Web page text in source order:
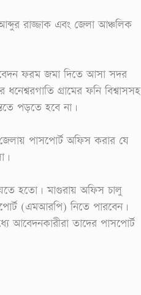
রাজ্জাক এবং জেলা আঞ্চলিক
ফরম জমা দিতে আসা সদর
গ্রামের ফনি বিশ্বাসসহ
পড়তে হবে না।
পাসপোর্ট অফিস করার যে
হতো। মাগুরায় অফিস চালু
(এমআরপি) নিতে পারবেন।
আবেদনকারীরা তাদের পাসপোর্ট